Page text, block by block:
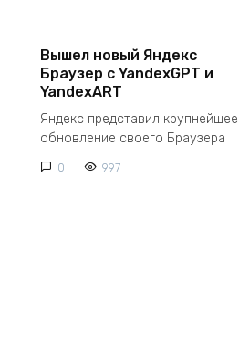
Вышел новый Яндекс
Браузер с YandexGPT и
YandexART
Яндекс представил крупнейшее
обновление своего Браузера
0 997